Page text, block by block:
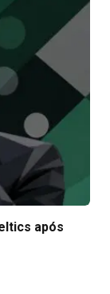
após